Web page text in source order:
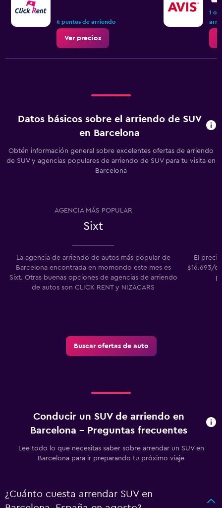
4 puntos de arriendo
Ver precios
1
Datos básicos sobre el arriendo de SUV
en Barcelona
Obtén información general sobre excelentes ofertas de arriendo
de SUV y agencias populares de arriendo de SUV para tu visita en
Barcelona
AGENCIA MÁS POPULAR
Sixt
La agencia de arriendo de autos más popular de
Barcelona encontrada en momondo este mes es
Sixt. Otras buenas opciones de agencias de arriendo
de autos son CLICK RENT y NIZACARS
El
$16.693/
Buscar ofertas de auto
Conducir un SUV de arriendo en
Barcelona - Preguntas frecuentes
Lee todo lo que necesitas saber sobre arrendar un SUV en
Barcelona para ir preparando tu próximo viaje
¿Cuánto cuesta arrendar SUV en